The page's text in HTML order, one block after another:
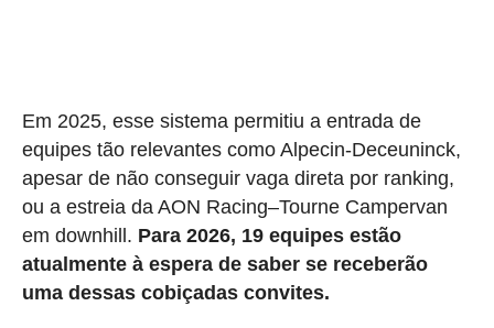
Em 2025, esse sistema permitiu a entrada de
equipes tão relevantes como Alpecin-Deceuninck,
apesar de não conseguir vaga direta por ranking,
ou a estreia da AON Racing–Tourne Campervan
em downhill. Para 2026, 19 equipes estão
atualmente à espera de saber se receberão
uma dessas cobiçadas convites.